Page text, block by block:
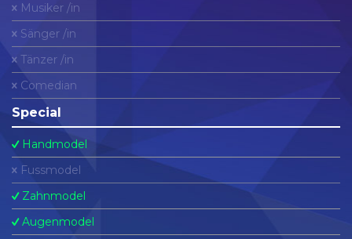
Musiker /in
Sänger /in
Tänzer /in
Comedian
Special
Handmodel
Fussmodel
Zahnmodel
Augenmodel